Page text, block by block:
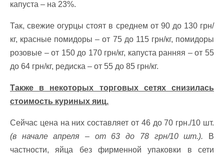
капуста – на 23%.
Так, свежие огурцы стоят в среднем от 90 до 130 грн/
кг, красные помидоры – от 75 до 115 грн/кг, помидоры
розовые – от 150 до 170 грн/кг, капуста ранняя – от 55
до 64 грн/кг, редиска – от 55 до 85 грн/кг.
Также в некоторых торговых сетях снизилась
стоимость куриных яиц.
Сейчас цена на них составляет от 46 до 70 грн./10 шт.
(в начале апреля – от 63 до 78 грн/10 шт.). В
частности, яйца без фирменной упаковки в сети